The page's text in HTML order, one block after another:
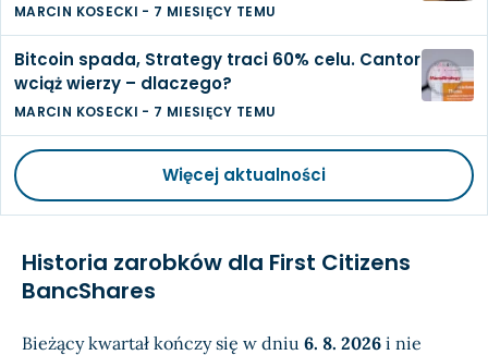
MARCIN KOSECKI - 7 MIESIĘCY TEMU
Bitcoin spada, Strategy traci 60% celu. Cantor
wciąż wierzy – dlaczego?
MARCIN KOSECKI - 7 MIESIĘCY TEMU
Więcej aktualności
Historia zarobków dla First Citizens
BancShares
Bieżący kwartał kończy się w dniu 6. 8. 2026 i nie